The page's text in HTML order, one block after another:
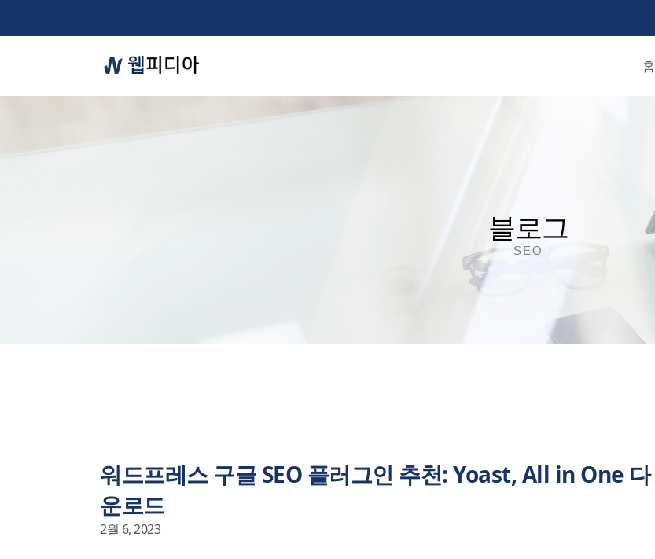
홈
블로그
SEO
워드프레스 구글 SEO 플러그인 추천: Yoast, All in One 다
운로드
2월 6, 2023